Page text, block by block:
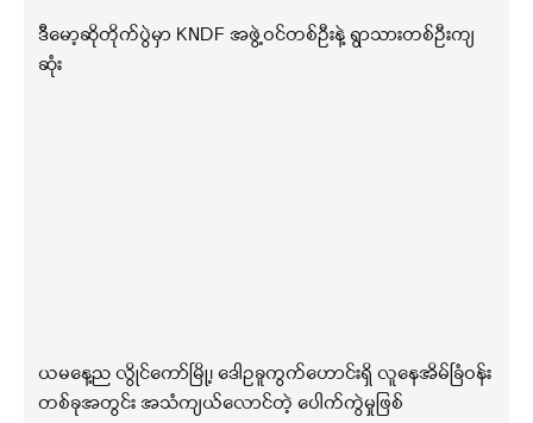
ဒီမော့ဆိုတိုက်ပွဲမှာ KNDF အဖွဲ့ဝင်တစ်ဦးနဲ့ ရွာသားတစ်ဦးကျ
ဆုံး
ယမနေ့ည လွိုင်ကော်မြို့၊ ဒေါဥခူကွက်ဟောင်းရှိ လူနေအိမ်ခြံဝန်း
တစ်ခုအတွင်း အသံကျယ်လောင်တဲ့ ပေါက်ကွဲမှုဖြစ်